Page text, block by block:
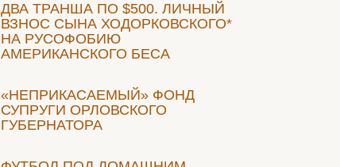
ДВА ТРАНША ПО $500. ЛИЧНЫЙ
ВЗНОС СЫНА ХОДОРКОВСКОГО*
НА РУСОФОБИЮ
АМЕРИКАНСКОГО БЕСА
«НЕПРИКАСАЕМЫЙ» ФОНД
СУПРУГИ ОРЛОВСКОГО
ГУБЕРНАТОРА